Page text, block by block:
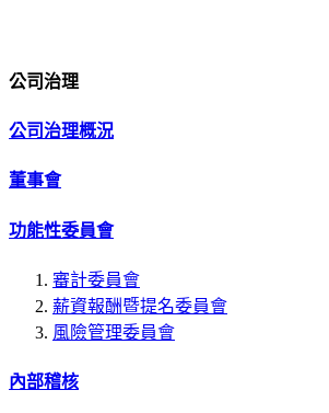
公司治理
公司治理概況
董事會
功能性委員會
審計委員會
薪資報酬暨提名委員會
風險管理委員會
內部稽核